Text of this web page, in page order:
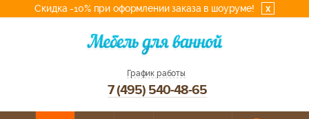
Скидка -10% при оформлении заказа в шоуруме! x
График работы
7 (495) 540-48-65